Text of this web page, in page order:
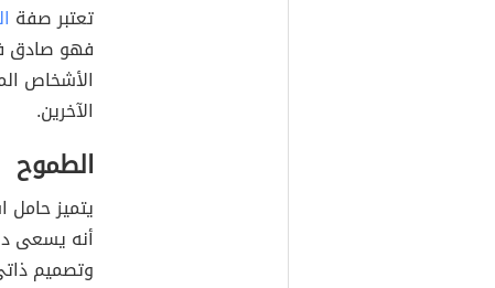
تعتبر صفة
فهو صادق
الأشخاص
الآخرين.
الطموح
يتميز
أنه يسعى
وتصميم